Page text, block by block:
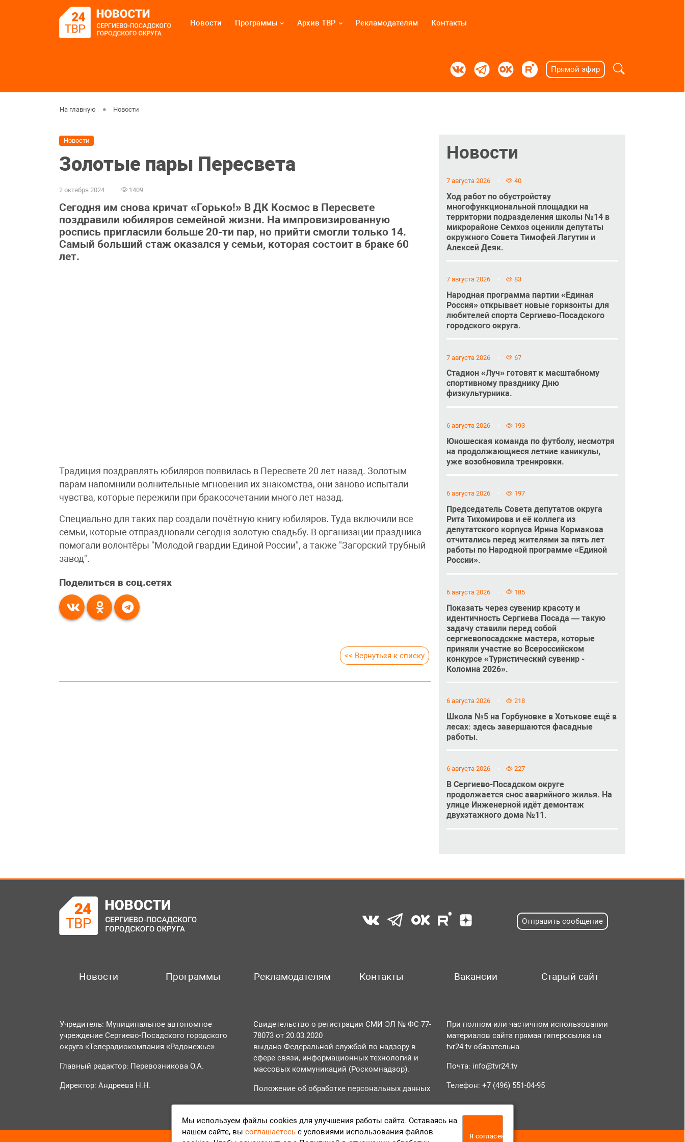
Новости Программы Архив ТВР Рекламодателям Контакты
Прямой эфир
На главную Новости
Новости
Золотые пары Пересвета
2 октября 2024 1409
Сегодня им снова кричат «Горько!» В ДК Космос в Пересвете
поздравили юбиляров семейной жизни. На импровизированную
роспись пригласили больше 20-ти пар, но прийти смогли только 14.
Самый больший стаж оказался у семьи, которая состоит в браке 60
лет.
Традиция поздравлять юбиляров появилась в Пересвете 20 лет назад. Золотым
парам напомнили волнительные мгновения их знакомства, они заново испытали
чувства, которые пережили при бракосочетании много лет назад.
Специально для таких пар создали почётную книгу юбиляров. Туда включили все
семьи, которые отпраздновали сегодня золотую свадьбу. В организации праздника
помогали волонтёры "Молодой гвардии Единой России", а также "Загорский трубный
завод".
Поделиться в соц.сетях
<< Вернуться к списку
Новости
7 августа 2026 40
Ход работ по обустройству
многофункциональной площадки на
территории подразделения школы №14 в
микрорайоне Семхоз оценили депутаты
окружного Совета Тимофей Лагутин и
Алексей Деяк.
7 августа 2026 83
Народная программа партии «Единая
Россия» открывает новые горизонты для
любителей спорта Сергиево-Посадского
городского округа.
7 августа 2026 67
Стадион «Луч» готовят к масштабному
спортивному празднику Дню
физкультурника.
6 августа 2026 193
Юношеская команда по футболу, несмотря
на продолжающиеся летние каникулы,
уже возобновила тренировки.
6 августа 2026 197
Председатель Совета депутатов округа
Рита Тихомирова и её коллега из
депутатского корпуса Ирина Кормакова
отчитались перед жителями за пять лет
работы по Народной программе «Единой
России».
6 августа 2026 185
Показать через сувенир красоту и
идентичность Сергиева Посада — такую
задачу ставили перед собой
сергиевопосадские мастера, которые
приняли участие во Всероссийском
конкурсе «Туристический сувенир -
Коломна 2026».
6 августа 2026 218
Школа №5 на Горбуновке в Хотькове ещё в
лесах: здесь завершаются фасадные
работы.
6 августа 2026 227
В Сергиево-Посадском округе
продолжается снос аварийного жилья. На
улице Инженерной идёт демонтаж
двухэтажного дома №11.
Отправить сообщение
Новости Программы Рекламодателям Контакты Вакансии Старый сайт
Учредитель: Муниципальное автономное
учреждение Сергиево-Посадского городского
округа «Телерадиокомпания «Радонежье».
Главный редактор: Перевозникова О.А.
Директор: Андреева Н.Н.
Свидетельство о регистрации СМИ ЭЛ № ФС 77-
78073 от 20.03.2020
выдано Федеральной службой по надзору в
сфере связи, информационных технологий и
массовых коммуникаций (Роскомнадзор).
Положение об обработке персональных данных
Согласие на обработку персональных данных
При полном или частичном использовании
материалов сайта прямая гиперссылка на
tvr24.tv обязательна.
Почта: info@tvr24.tv
Телефон: +7 (496) 551-04-95
Мы используем файлы cookies для улучшения работы сайта. Оставаясь на
нашем сайте, вы соглашаетесь с условиями использования файлов
Я согласен